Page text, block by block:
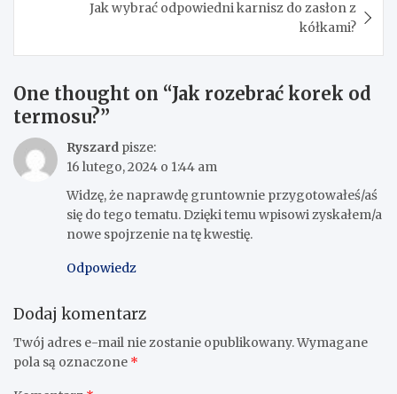
Jak wybrać odpowiedni karnisz do zasłon z
kółkami?
One thought on “Jak rozebrać korek od
termosu?”
Ryszard pisze:
16 lutego, 2024 o 1:44 am
Widzę, że naprawdę gruntownie przygotowałeś/aś
się do tego tematu. Dzięki temu wpisowi zyskałem/a
nowe spojrzenie na tę kwestię.
Odpowiedz
Dodaj komentarz
Twój adres e-mail nie zostanie opublikowany.Wymagane
pola są oznaczone *